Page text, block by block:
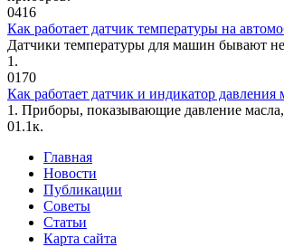
0416
Как работает датчик температуры на
Датчики температуры для машин бывают
1.
0170
Как работает датчик и индикатор давления
1. Приборы, показывающие давление
01.1к.
Главная
Новости
Публикации
Советы
Статьи
Карта сайта